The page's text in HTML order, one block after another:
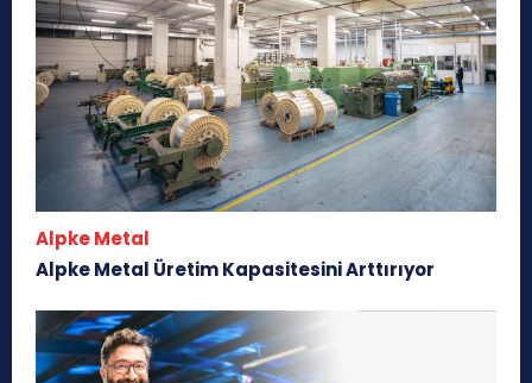
Alpke Metal
Alpke Metal Üretim Kapasitesini Arttırıyor